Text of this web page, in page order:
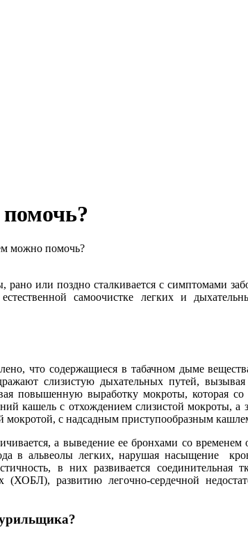
можно помочь?
или поздно сталкивается с симптомами
естественной самоочистке легких и
что содержащиеся в табачном дыме
слизистую дыхательных путей,
повышенную выработку мокроты, которая
кашель с отхождением слизистой мокроты, а
мокротой, с надсадным приступообразным
а выведение ее бронхами со временем
в альвеолы легких, нарушая насыщение
в них развивается
(ХОБЛ), развитию легочно-сердечной